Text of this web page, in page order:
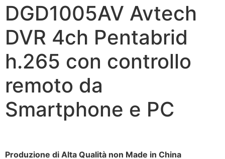
DGD1005AV Avtech
DVR 4ch Pentabrid
h.265 con controllo
remoto da
Smartphone e PC
Produzione di Alta Qualità non Made in China